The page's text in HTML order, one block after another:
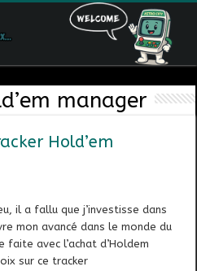
manager
Hold’em
il a fallu que j’investisse dans
mon avancé dans le monde du
faite avec l’achat d’Holdem
sur ce tracker